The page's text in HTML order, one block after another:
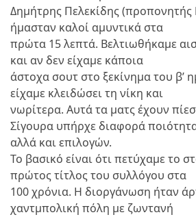
Δημήτρης Πελεκίδης
ήμασταν καλοί αμυντικά στα
πρώτα 15 λεπτά. Βελτιωθήκαμε
και αν δεν είχαμε κάποια
άστοχα σουτ στο ξεκίνημα του β’
είχαμε κλειδώσει τη νίκη και
νωρίτερα. Αυτά τα ματς έχουν
Σίγουρα υπήρχε διαφορά
αλλά και επιλογών.
Το βασικό είναι ότι πετύχαμε το
πρώτος τίτλος του συλλόγου στα
100 χρόνια. Η διοργάνωση ήταν
χαντμπολική πόλη με ζωντανή